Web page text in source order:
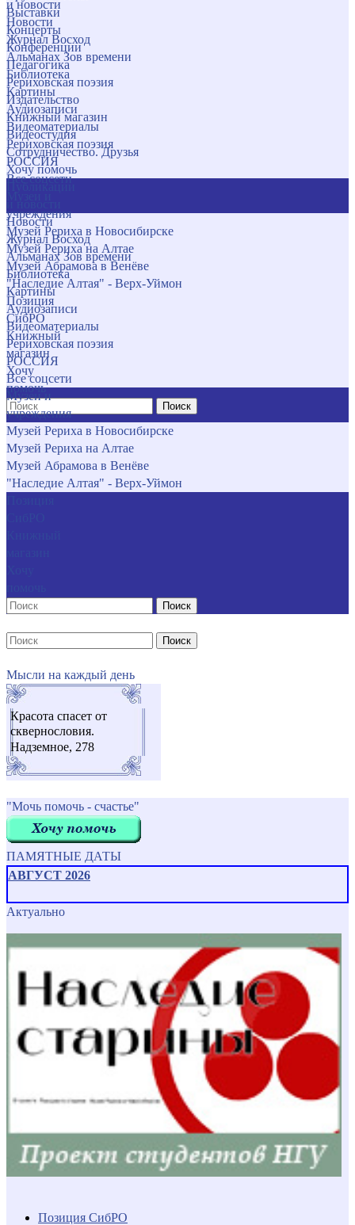
и новости
Новости
Журнал Восход
Альманах Зов времени
Библиотека
Картины
Аудиозаписи
Видеоматериалы
Рериховская поэзия
РОССИЯ
Все соцсети
учреждения
Музей Рериха в Новосибирске
Музей Рериха на Алтае
Музей Абрамова в Венёве
"Наследие Алтая" - Верх-Уймон
Позиция
СибРО
Книжный
магазин
Хочу
помочь
Поиск
Выставки
Концерты
Конференции
Педагогика
Рериховская поэзия
Издательство
Книжный магазин
Видеостудия
Сотрудничество. Друзья
Хочу помочь
Новости
Журнал Восход
Альманах Зов времени
Библиотека
Картины
Аудиозаписи
Видеоматериалы
Рериховская поэзия
РОССИЯ
Все соцсети
Музеи и
учреждения
Музей Рериха в Новосибирске
Музей Рериха на Алтае
Музей Абрамова в Венёве
"Наследие Алтая" - Верх-Уймон
Поиск
Поиск
Мысли на каждый день
Красота спасет от
сквернословия.
Надземное, 278
"Мочь помочь - счастье"
ПАМЯТНЫЕ ДАТЫ
АВГУСТ 2026
Актуально
Позиция СибРО